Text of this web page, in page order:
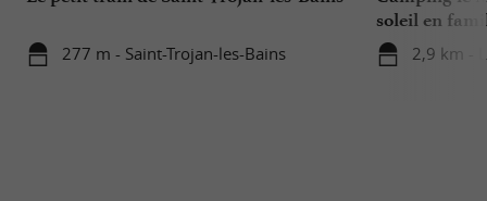
277 m - Saint-Trojan-les-Bains
soleil en
2,9 km -